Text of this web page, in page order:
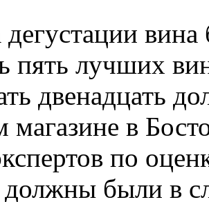
дегустации
пять лучших
двенадцать
в
по
должны были в